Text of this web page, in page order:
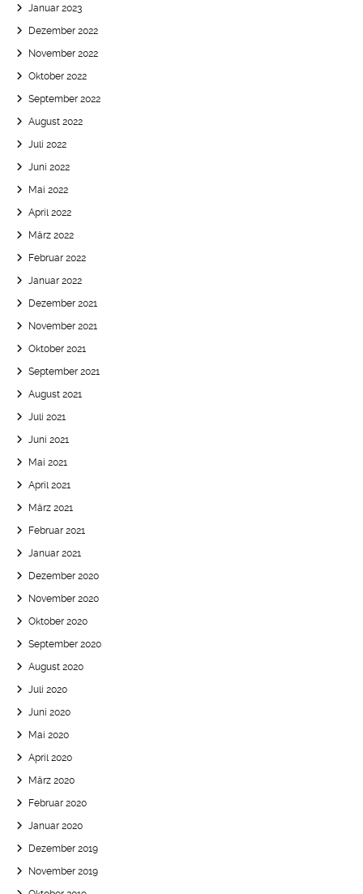
Januar 2023
Dezember 2022
November 2022
Oktober 2022
September 2022
August 2022
Juli 2022
Juni 2022
Mai 2022
April 2022
März 2022
Februar 2022
Januar 2022
Dezember 2021
November 2021
Oktober 2021
September 2021
August 2021
Juli 2021
Juni 2021
Mai 2021
April 2021
März 2021
Februar 2021
Januar 2021
Dezember 2020
November 2020
Oktober 2020
September 2020
August 2020
Juli 2020
Juni 2020
Mai 2020
April 2020
März 2020
Februar 2020
Januar 2020
Dezember 2019
November 2019